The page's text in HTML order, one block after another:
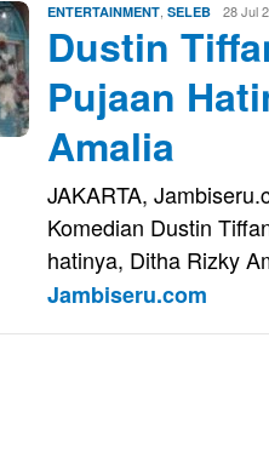
ENTERTAINMENT SELEB Aris
28 Jul
Dustin
Pujaan
Amalia
JAKARTA,
Komedian Dustin
hatinya, Ditha Rizky
Jambiseru.com